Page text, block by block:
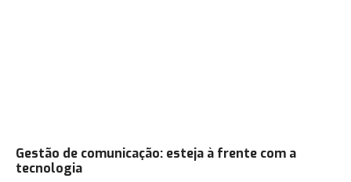
Gestão de comunicação: esteja à frente com a
tecnologia